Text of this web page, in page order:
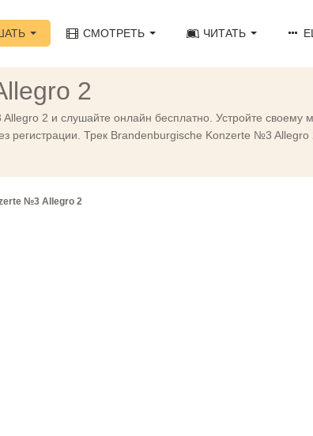
СМОТРЕТЬ ЧИТАТЬ
2
2 и слушайте онлайн бесплатно. Устройте своему
Трек Brandenburgische Konzerte №3 Allegro
№3 Allegro 2